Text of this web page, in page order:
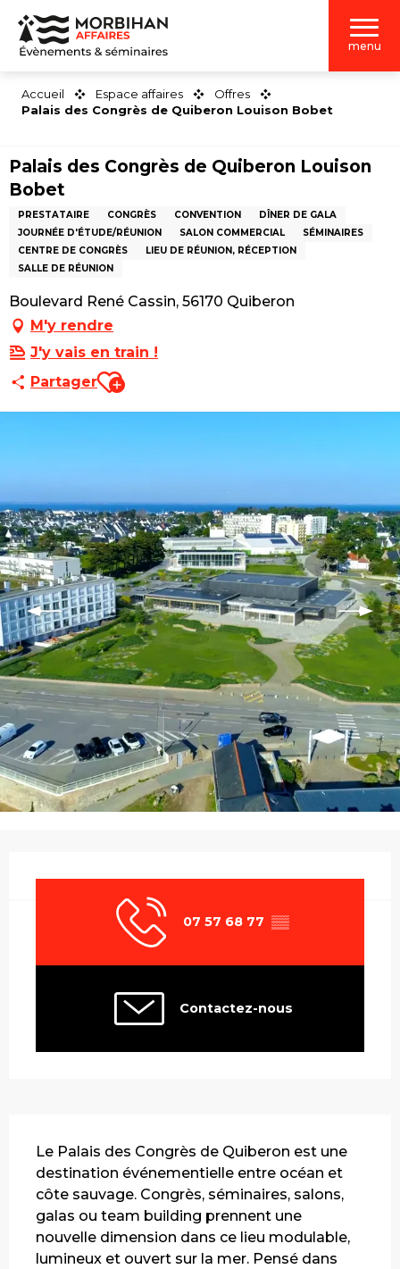
Aller
contenu
menu
Accueil Espace affaires
Offres
Palais des Congrès de Quiberon Louison Bobet
Palais des Congrès de Quiberon Louison
Bobet
PRESTATAIRE CONGRÈS CONVENTION
DÎNER DE GALA
JOURNÉE D'ÉTUDE/RÉUNION
SALON COMMERCIAL
SÉMINAIRES
CENTRE DE CONGRÈS
LIEU DE RÉUNION, RÉCEPTION
SALLE DE RÉUNION
Boulevard René Cassin, 56170 Quiberon
M'y rendre
J'y vais en train !
PartagerAjouter aux favoris
07 57 68 77 ▒▒
Contactez-nous
Le Palais des Congrès de Quiberon est une
destination événementielle entre océan et
côte sauvage. Congrès, séminaires, salons,
galas ou team building prennent une
nouvelle dimension dans ce lieu modulable,
lumineux et ouvert sur la mer. Pensé dans